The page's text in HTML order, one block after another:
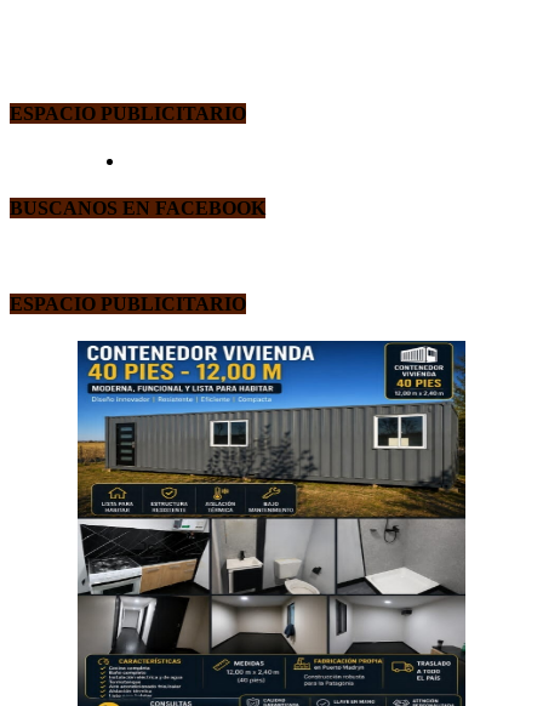
ESPACIO PUBLICITARIO
BUSCANOS EN FACEBOOK
ESPACIO PUBLICITARIO